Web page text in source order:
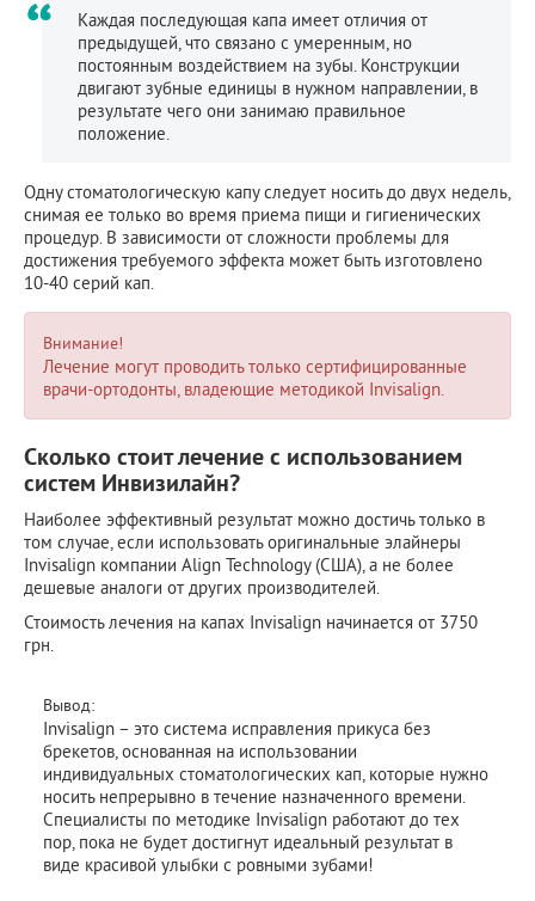
Каждая последующая капа имеет отличия от
предыдущей, что связано с умеренным, но
постоянным воздействием на зубы. Конструкции
двигают зубные единицы в нужном направлении, в
результате чего они занимаю правильное
положение.
Одну стоматологическую капу следует носить до двух недель,
снимая ее только во время приема пищи и гигиенических
процедур. В зависимости от сложности проблемы для
достижения требуемого эффекта может быть изготовлено
10-40 серий кап.
Внимание!
Лечение могут проводить только сертифицированные
врачи-ортодонты, владеющие методикой Invisalign.
Сколько стоит лечение с использованием
систем Инвизилайн?
Наиболее эффективный результат можно достичь только в
том случае, если использовать оригинальные элайнеры
Invisalign компании Align Technology (США), а не более
дешевые аналоги от других производителей.
Стоимость лечения на капах Invisalign начинается от 3750
грн.
Вывод:
Invisalign – это система исправления прикуса без
брекетов, основанная на использовании
индивидуальных стоматологических кап, которые нужно
носить непрерывно в течение назначенного времени.
Специалисты по методике Invisalign работают до тех
пор, пока не будет достигнут идеальный результат в
виде красивой улыбки с ровными зубами!